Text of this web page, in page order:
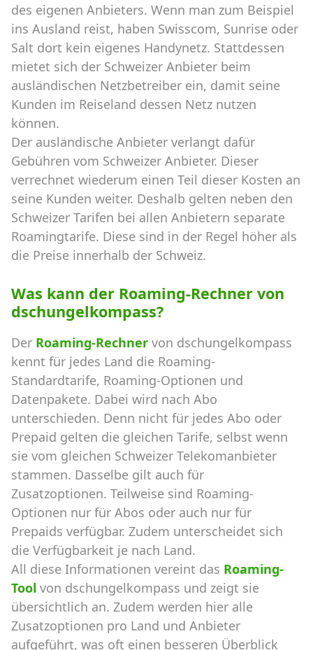
des eigenen Anbieters. Wenn man zum Beispiel
ins Ausland reist, haben Swisscom, Sunrise oder
Salt dort kein eigenes Handynetz. Stattdessen
mietet sich der Schweizer Anbieter beim
ausländischen Netzbetreiber ein, damit seine
Kunden im Reiseland dessen Netz nutzen
können.
Der ausländische Anbieter verlangt dafür
Gebühren vom Schweizer Anbieter. Dieser
verrechnet wiederum einen Teil dieser Kosten an
seine Kunden weiter. Deshalb gelten neben den
Schweizer Tarifen bei allen Anbietern separate
Roamingtarife. Diese sind in der Regel höher als
die Preise innerhalb der Schweiz.
Was kann der Roaming-Rechner von
dschungelkompass?
Der Roaming-Rechner von dschungelkompass
kennt für jedes Land die Roaming-
Standardtarife, Roaming-Optionen und
Datenpakete. Dabei wird nach Abo
unterschieden. Denn nicht für jedes Abo oder
Prepaid gelten die gleichen Tarife, selbst wenn
sie vom gleichen Schweizer Telekomanbieter
stammen. Dasselbe gilt auch für
Zusatzoptionen. Teilweise sind Roaming-
Optionen nur für Abos oder auch nur für
Prepaids verfügbar. Zudem unterscheidet sich
die Verfügbarkeit je nach Land.
All diese Informationen vereint das Roaming-
Tool von dschungelkompass und zeigt sie
übersichtlich an. Zudem werden hier alle
Zusatzoptionen pro Land und Anbieter
aufgeführt, was oft einen besseren Überblick